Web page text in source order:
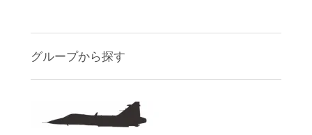
グループから探す